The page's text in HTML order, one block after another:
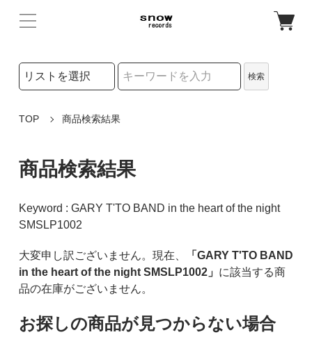
検索リストの選択
検索
TOP 商品検索結果
商品検索結果
Keyword : GARY T'TO BAND in the heart of the night
SMSLP1002
大変申し訳ございません。現在、
「GARY T'TO BAND
in the heart of the night SMSLP1002」 に該当する商
品の在庫がございません。
お探しの商品が見つからない場合